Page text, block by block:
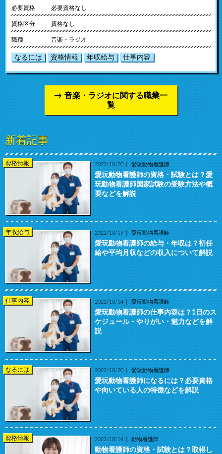
必要資格 必要資格なし
資格区分 資格なし
職種 音楽・ラジオ
なるには 資格情報 年収給与 仕事内容
音楽・ラジオに関する職業一
覧
新着記事
資格情報 2022/10/20 愛玩動物看護師
愛玩動物看護師の資格・試験とは？愛
玩動物看護師国家試験の受験方法や概
要などを解説
年収給与 2022/10/19 愛玩動物看護師
愛玩動物看護師の給与・年収は？初任
給や平均月収などの収入について解説
仕事内容 2022/10/14 愛玩動物看護師
愛玩動物看護師の仕事内容は？1日のス
ケジュール・やりがい・魅力などを解
説
なるには 2022/10/20 愛玩動物看護師
愛玩動物看護師になるには？必要資格
や向いている人の特徴などを解説
資格情報 2022/10/14 動物看護師
動物看護師の資格・試験とは？取得し